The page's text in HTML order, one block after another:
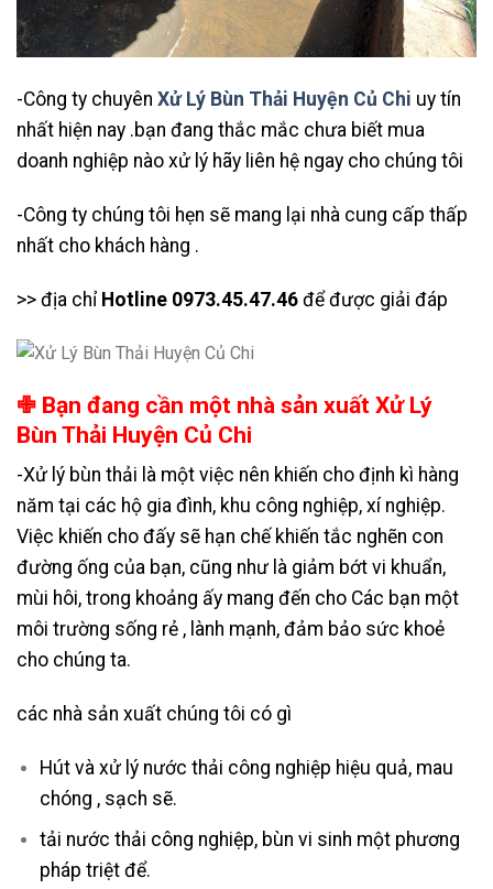
-Công ty chuyên Xử Lý Bùn Thải Huyện Củ Chi uy tín
nhất hiện nay .bạn đang thắc mắc chưa biết mua
doanh nghiệp nào xử lý hãy liên hệ ngay cho chúng tôi
-Công ty chúng tôi hẹn sẽ mang lại nhà cung cấp thấp
nhất cho khách hàng .
>> địa chỉ Hotline 0973.45.47.46 để được giải đáp
✙ Bạn đang cần một nhà sản xuất Xử Lý
Bùn Thải Huyện Củ Chi
-Xử lý bùn thải là một việc nên khiến cho định kì hàng
năm tại các hộ gia đình, khu công nghiệp, xí nghiệp.
Việc khiến cho đấy sẽ hạn chế khiến tắc nghẽn con
đường ống của bạn, cũng như là giảm bớt vi khuẩn,
mùi hôi, trong khoảng ấy mang đến cho Các bạn một
môi trường sống rẻ , lành mạnh, đảm bảo sức khoẻ
cho chúng ta.
các nhà sản xuất chúng tôi có gì
Hút và xử lý nước thải công nghiệp hiệu quả, mau
chóng , sạch sẽ.
tải nước thải công nghiệp, bùn vi sinh một phương
pháp triệt để.